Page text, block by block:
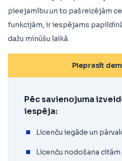
pieejamību un to pašreizējām
funkcijām, ir iespējams
dažu minūšu laikā.
Pieprasīt
Pēc savienojuma
iespēja:
Licenču iegāde un
Licenču nodošana